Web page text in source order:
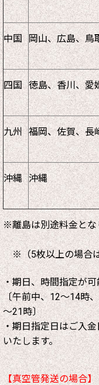
中国 岡山、広島、鳥
四国 徳島、香川、愛
九州 福岡、佐賀、長
沖縄 沖縄
※離島は別途料金とな
※（5枚以上の場合は
・期日、時間指定が可
〔午前中、12～14時
～21時〕
・期日指定日はご入
いたします。
【真空管発送の場合】